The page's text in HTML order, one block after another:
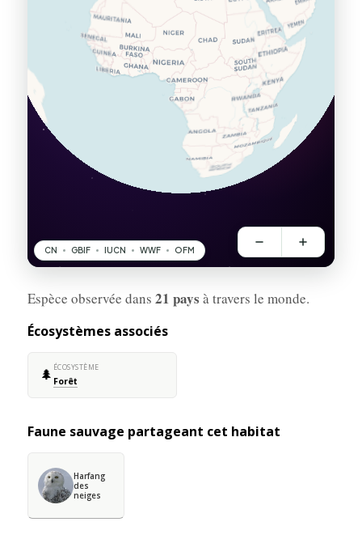
Espèce observée dans 21 pays à travers le monde.
Écosystèmes associés
🌲 ÉCOSYSTÈME
Forêt
Faune sauvage partageant cet habitat
Harfang
des
neiges